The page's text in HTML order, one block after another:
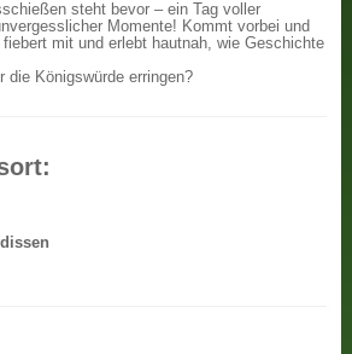
steht bevor – ein Tag voller
Momente! Kommt vorbei und
mit und erlebt hautnah, wie Geschichte
die Königswürde erringen?